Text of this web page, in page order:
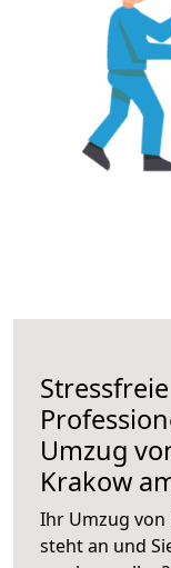
Umzug
Krakow
Ihr Umzug von
steht an und